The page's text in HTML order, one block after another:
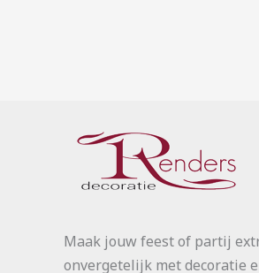
Maak jouw feest of partij
onvergetelijk met decoratie